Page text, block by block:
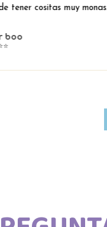
tener cositas muy monas.
boo